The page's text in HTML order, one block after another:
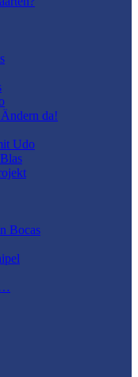
da!
Udo
Bocas